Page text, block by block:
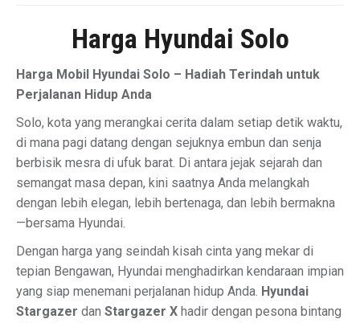
Harga Hyundai Solo
Harga Mobil Hyundai Solo – Hadiah Terindah untuk
Perjalanan Hidup Anda
Solo, kota yang merangkai cerita dalam setiap detik waktu,
di mana pagi datang dengan sejuknya embun dan senja
berbisik mesra di ufuk barat. Di antara jejak sejarah dan
semangat masa depan, kini saatnya Anda melangkah
dengan lebih elegan, lebih bertenaga, dan lebih bermakna
—bersama Hyundai.
Dengan harga yang seindah kisah cinta yang mekar di
tepian Bengawan, Hyundai menghadirkan kendaraan impian
yang siap menemani perjalanan hidup Anda. Hyundai
Stargazer dan Stargazer X hadir dengan pesona bintang